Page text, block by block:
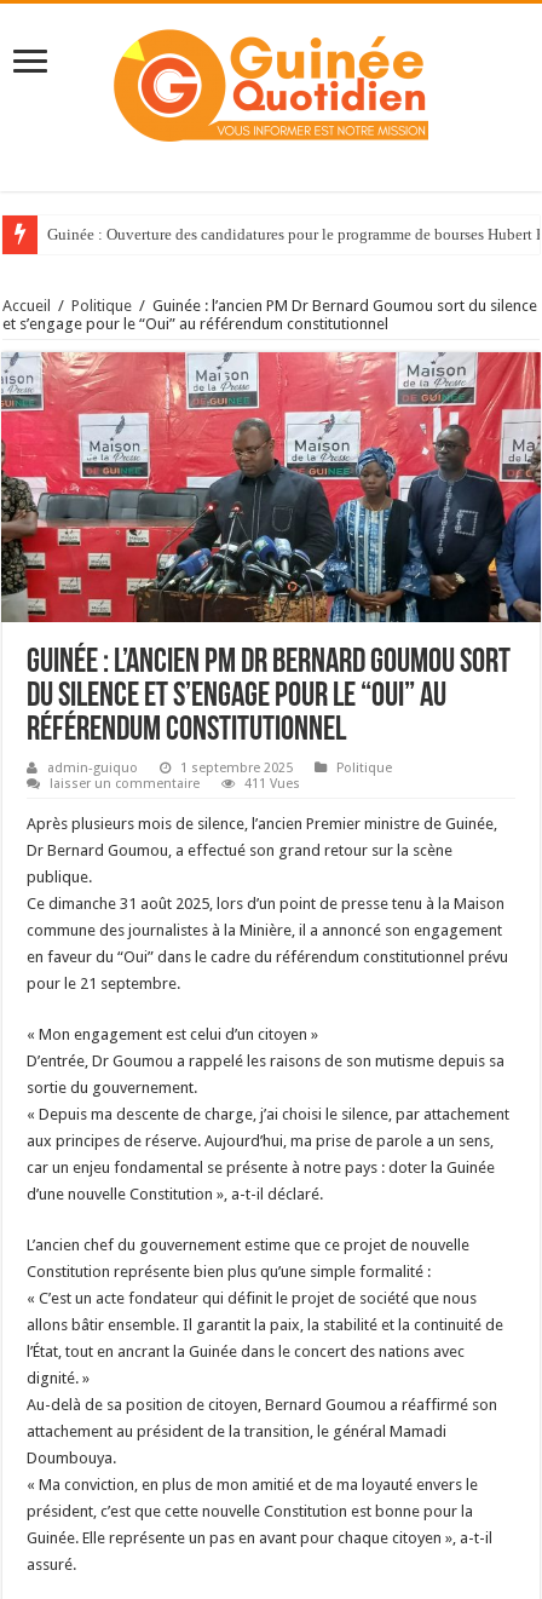
Guinée : Ouverture des candidatures pour le programme de bourses
Accueil / Politique / Guinée : l’ancien PM Dr Bernard Goumou sort du silence
et s’engage pour le “Oui” au référendum constitutionnel
Guinée : l’ancien PM Dr Bernard Goumou sort
du silence et s’engage pour le “Oui” au
référendum constitutionnel
admin-guiquo 1 septembre 2025
Politique
laisser un commentaire
411 Vues
Après plusieurs mois de silence, l’ancien Premier ministre de Guinée,
Dr Bernard Goumou, a effectué son grand retour sur la scène
publique.
Ce dimanche 31 août 2025, lors d’un point de presse tenu à la Maison
commune des journalistes à la Minière, il a annoncé son engagement
en faveur du “Oui” dans le cadre du référendum constitutionnel prévu
pour le 21 septembre.
« Mon engagement est celui d’un citoyen »
D’entrée, Dr Goumou a rappelé les raisons de son mutisme depuis sa
sortie du gouvernement.
« Depuis ma descente de charge, j’ai choisi le silence, par attachement
aux principes de réserve. Aujourd’hui, ma prise de parole a un sens,
car un enjeu fondamental se présente à notre pays : doter la Guinée
d’une nouvelle Constitution », a-t-il déclaré.
L’ancien chef du gouvernement estime que ce projet de nouvelle
Constitution représente bien plus qu’une simple formalité :
« C’est un acte fondateur qui définit le projet de société que nous
allons bâtir ensemble. Il garantit la paix, la stabilité et la continuité de
l’État, tout en ancrant la Guinée dans le concert des nations avec
dignité. »
Au-delà de sa position de citoyen, Bernard Goumou a réaffirmé son
attachement au président de la transition, le général Mamadi
Doumbouya.
« Ma conviction, en plus de mon amitié et de ma loyauté envers le
président, c’est que cette nouvelle Constitution est bonne pour la
Guinée. Elle représente un pas en avant pour chaque citoyen », a-t-il
assuré.